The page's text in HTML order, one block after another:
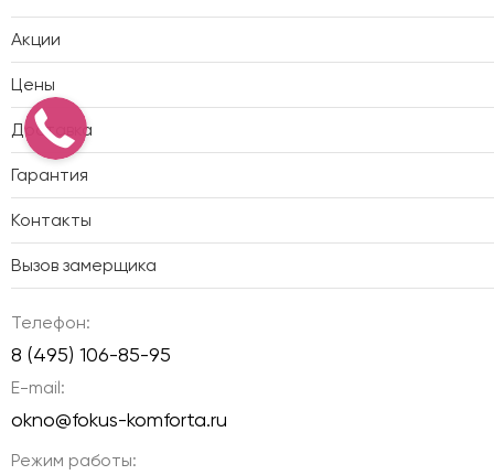
Акции
Цены
Доставка
Гарантия
Контакты
Вызов замерщика
Телефон:
8 (495) 106-85-95
E-mail:
okno@fokus-komforta.ru
Режим работы: